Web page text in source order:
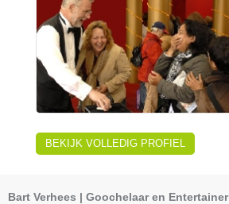
BEKIJK VOLLEDIG PROFIEL
Bart Verhees | Goochelaar en Entertainer